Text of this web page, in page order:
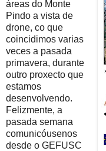
áreas do Monte
Pindo a vista de
drone, co que
coincidimos varias
veces a pasada
primavera, durante
outro proxecto que
estamos
desenvolvendo.
Felizmente, a
pasada semana
comunicóusenos
desde o GEFUSC